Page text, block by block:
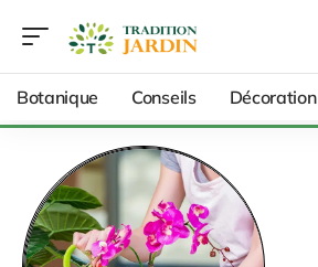
Botanique Conseils Décoration